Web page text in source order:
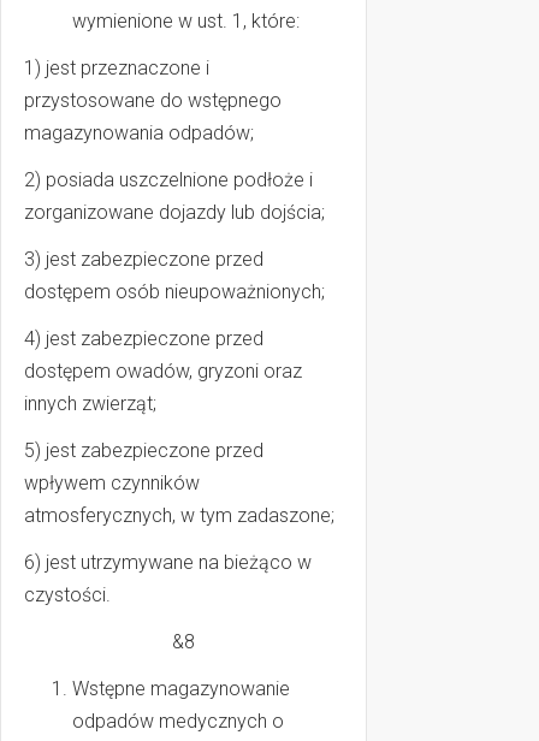
wymienione w ust. 1, które:
1) jest przeznaczone i
przystosowane do wstępnego
magazynowania odpadów;
2) posiada uszczelnione podłoże i
zorganizowane dojazdy lub dojścia;
3) jest zabezpieczone przed
dostępem osób nieupoważnionych;
4) jest zabezpieczone przed
dostępem owadów, gryzoni oraz
innych zwierząt;
5) jest zabezpieczone przed
wpływem czynników
atmosferycznych, w tym zadaszone;
6) jest utrzymywane na bieżąco w
czystości.
&8
Wstępne magazynowanie
odpadów medycznych o